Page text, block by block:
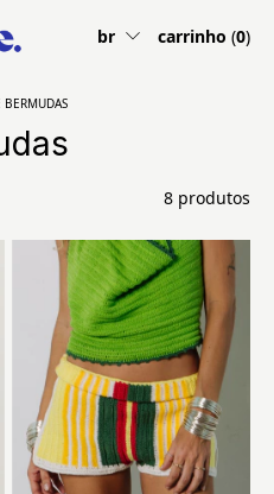
br carrinho (0)
BERMUDAS
8 produtos